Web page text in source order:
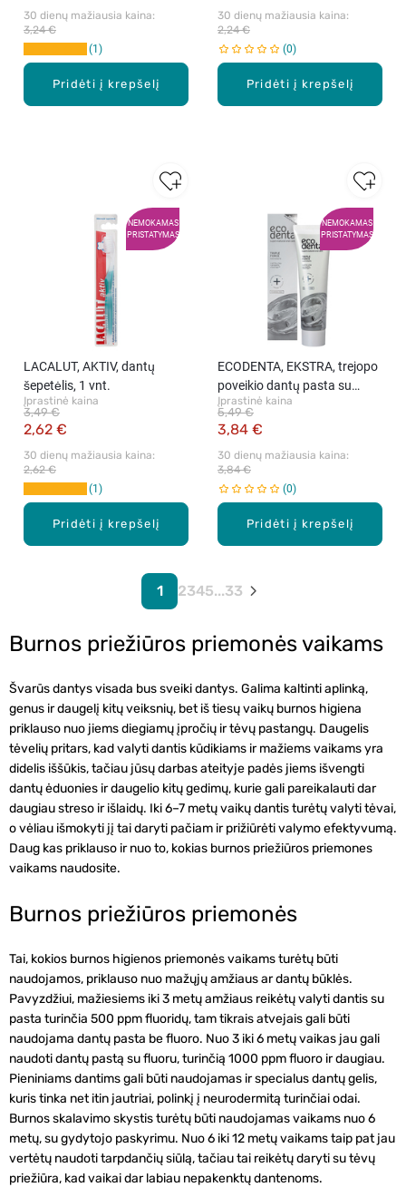
Pridėti į krepšelį
30 dienų mažiausia kaina:
3,24 €
1
Pridėti į krepšelį
30 dienų mažiausia kaina:
2,24 €
0
NEMOKAMAS
PRISTATYMAS
Pridėti į krepšelį
LACALUT, AKTIV, dantų
šepetėlis, 1 vnt.
Įprastinė kaina
2,62 €
3,49 €
30 dienų mažiausia kaina:
2,62 €
1
NEMOKAMAS
PRISTATYMAS
Pridėti į krepšelį
ECODENTA, EKSTRA, trejopo
poveikio dantų pasta su
baltuoju moliu, propoliu ir
Teavigo, 100 ml
Įprastinė kaina
3,84 €
5,49 €
30 dienų mažiausia kaina:
3,84 €
0
1 2345...33
Burnos priežiūros priemonės vaikams
Švarūs dantys visada bus sveiki dantys. Galima kaltinti aplinką,
genus ir daugelį kitų veiksnių, bet iš tiesų vaikų burnos higiena
priklauso nuo jiems diegiamų įpročių ir tėvų pastangų. Daugelis
tėvelių pritars, kad valyti dantis kūdikiams ir mažiems vaikams yra
didelis iššūkis, tačiau jūsų darbas ateityje padės jiems išvengti
dantų ėduonies ir daugelio kitų gedimų, kurie gali pareikalauti dar
daugiau streso ir išlaidų. Iki6–7 metų vaikų dantis turėtų valyti tėvai,
o vėliau išmokyti jį tai daryti pačiam ir prižiūrėti valymo efektyvumą.
Daug kas priklauso ir nuo to, kokias burnos priežiūros priemones
vaikams naudosite.
Burnos priežiūros priemonės
Tai, kokios burnos higienos priemonės vaikams turėtų būti
naudojamos, priklauso nuo mažųjų amžiaus ar dantų būklės.
Pavyzdžiui, mažiesiems iki 3 metų amžiaus reikėtų valyti dantis su
pasta turinčia 500 ppm fluoridų, tam tikrais atvejais gali būti
naudojama dantų pasta be fluoro. Nuo3 iki 6 metųvaikas jau gali
naudoti dantų pastą sufluoru, turinčią 1000 ppmfluoro ir daugiau.
Pieniniams dantims gali būti naudojamas ir specialus dantų gelis,
kuris tinka net itin jautriai, polinkį į neurodermitą turinčiai odai.
Burnos skalavimo skystis turėtų būti naudojamas vaikams nuo 6
metų, su gydytojo paskyrimu. Nuo6 iki 12 metų vaikams taip pat jau
vertėtų naudoti tarpdančių siūlą, tačiau tai reikėtų daryti su tėvų
priežiūra, kad vaikai dar labiau nepakenktų dantenoms.